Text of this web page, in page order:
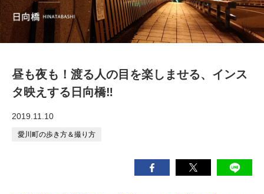
昼も夜も！渡る人の目を楽しませる、インス
タ映えする日向橋‼
2019.11.10
愛川町の歩き方＆撮り方